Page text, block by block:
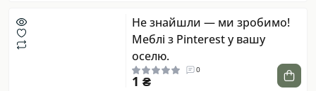
Не знайшли — ми зробимо!
Меблі з Pinterest у вашу
оселю.
0
1 ₴